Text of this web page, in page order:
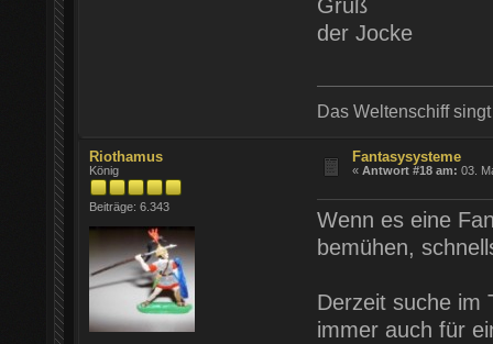
Gruß
der Jocke
Das Weltenschiff
Riothamus
König
Beiträge: 6.343
Fantasysysteme
«Antwort #18 am: 03.
Wenn es eine
bemühen,
Derzeit suche im
immer auch für